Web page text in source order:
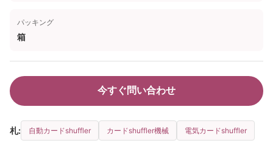
パッキング
箱
今すぐ問い合わせ
札: 自動カードshuffler カードshuffler機械 電気カードshuffler